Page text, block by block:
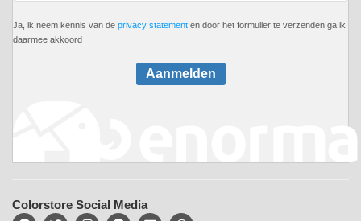
Ja, ik neem kennis van de privacy statement en door het formulier te verzenden ga ik
daarmee akkoord
Aanmelden
Colorstore Social Media